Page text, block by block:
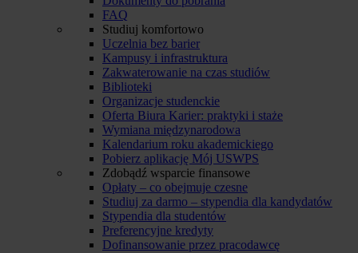
FAQ
Studiuj komfortowo
Uczelnia bez barier
Kampusy i infrastruktura
Zakwaterowanie na czas studiów
Biblioteki
Organizacje studenckie
Oferta Biura Karier: praktyki i staże
Wymiana międzynarodowa
Kalendarium roku akademickiego
Pobierz aplikację Mój USWPS
Zdobądź wsparcie finansowe
Opłaty – co obejmuje czesne
Studiuj za darmo – stypendia dla kandydatów
Stypendia dla studentów
Preferencyjne kredyty
Dofinansowanie przez pracodawcę